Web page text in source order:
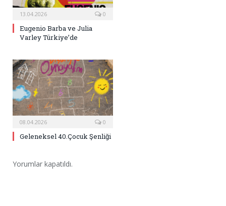
13.04.2026 0
Eugenio Barba ve Julia
Varley Türkiye’de
08.04.2026 0
Geleneksel 40.Çocuk Şenliği
Yorumlar kapatıldı.